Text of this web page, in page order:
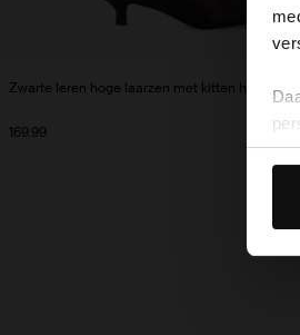
Zwarte leren hoge laarzen met kitten heel
169.99